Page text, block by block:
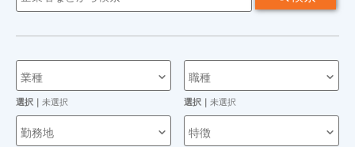
業種
選択｜ 未選択
職種
選択｜未選択
勤務地 特徴